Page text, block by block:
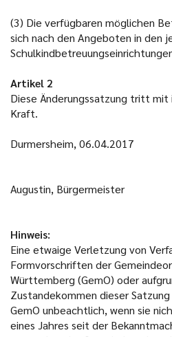
(3) Die verfügbaren möglichen
sich nach den Angeboten in den
Artikel 2
Diese Änderungssatzung tritt mit
Kraft.
Durmersheim, 06.04.2017
Augustin, Bürgermeister
Hinweis:
Eine etwaige Verletzung von
Formvorschriften der
Württemberg (GemO) oder
Zustandekommen dieser
GemO unbeachtlich, wenn sie
eines Jahres seit der